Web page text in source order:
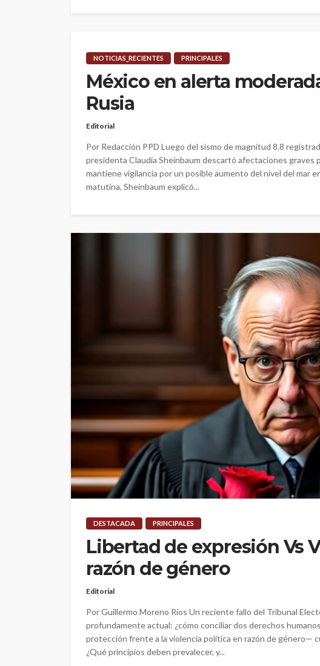
NOTICIAS_RECIENTES PRINCIPALES
México en alerta
Rusia
Editorial
Por Redacción PPD Luego del sismo de magnitud 8.8
presidenta Claudia Sheinbaum descartó afectaciones graves
mantiene vigilancia por un posible aumento del nivel del mar
matutina, Sheinbaum explicó...
DESTACADA PRINCIPALES
Libertad de expresión Vs
razón de género
Editorial
Por Guillermo Moreno Ríos Un reciente fallo del Tribunal
profundamente actual: ¿cómo conciliar dos derechos
protección frente a la violencia política en razón de género—
¿Qué principios deben prevalecer, y...